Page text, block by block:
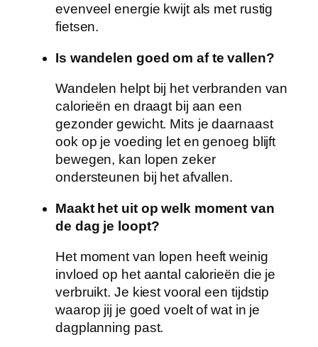
evenveel energie kwijt als met rustig
fietsen.
Is wandelen goed om af te vallen?
Wandelen helpt bij het verbranden van
calorieën en draagt bij aan een
gezonder gewicht. Mits je daarnaast
ook op je voeding let en genoeg blijft
bewegen, kan lopen zeker
ondersteunen bij het afvallen.
Maakt het uit op welk moment van
de dag je loopt?
Het moment van lopen heeft weinig
invloed op het aantal calorieën die je
verbruikt. Je kiest vooral een tijdstip
waarop jij je goed voelt of wat in je
dagplanning past.